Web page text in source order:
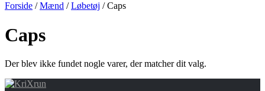
Forside / Mænd / Løbetøj /Caps
Caps
Der blev ikke fundet nogle varer, der matcher dit valg.